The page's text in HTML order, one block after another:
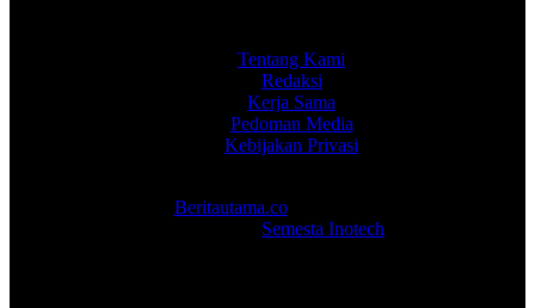
Tentang Kami
Redaksi
Kerja Sama
Pedoman Media
Kebijakan Privasi
Beritautama.co. PT Berita Utama Abadi -
Semesta Inotech